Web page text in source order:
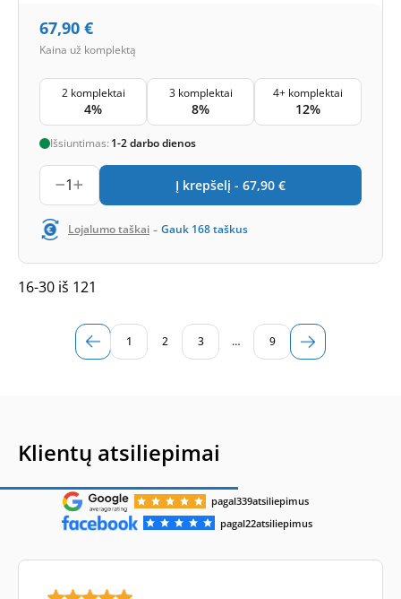
67,90 €
Kaina už komplektą
2 komplektai
4%
3 komplektai
8%
4+ komplektai
12%
Išsiuntimas: 1-2 darbo dienos
1 Į krepšelį - 67,90 €
Lojalumo taškai - Gauk 168taškus
16-30 iš 121
1 2 3 … 9
Klientų atsiliepimai
pagal339atsiliepimus
pagal22atsiliepimus